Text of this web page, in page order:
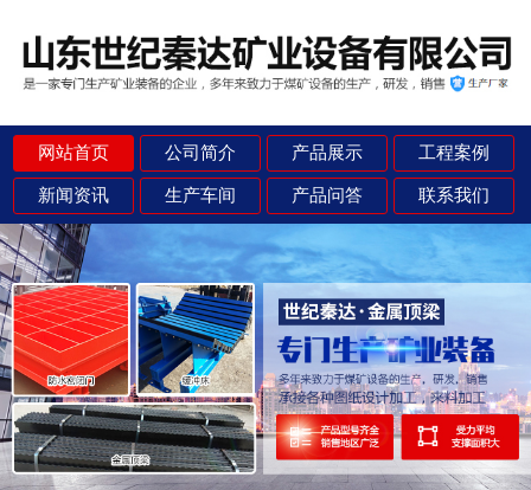
网站首页 公司简介 产品展示 工程案例
新闻资讯 生产车间 产品问答 联系我们